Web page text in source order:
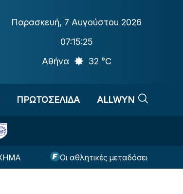
Παρασκευή, 7 Αυγούστου 2026
07:15:26
Αθήνα
32 °C
ΠΡΩΤΟΣΕΛΙΔΑ ALLWYN
Οι αθλητικές μεταδόσεις της ημέρας (7/8)